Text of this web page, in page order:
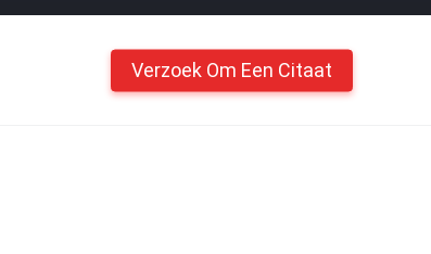
Verzoek Om Een Citaat